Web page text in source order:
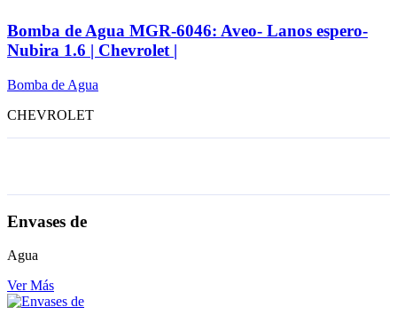
Bomba de Agua MGR-6046: Aveo- Lanos espero-
Nubira 1.6 | Chevrolet |
Bomba de Agua
CHEVROLET
Envases de
Agua
Ver Más